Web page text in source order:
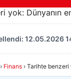
12.05.2026
› Finans › Tarihte benzeri